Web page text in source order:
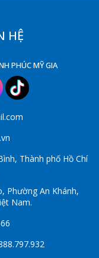
HỆ
PHÚC MỸ GIA
Thành phố Hồ Chí
Phường An Khánh,
Nam.